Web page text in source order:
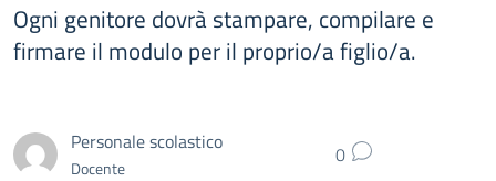
Ogni genitore dovrà stampare, compilare e
firmare il modulo per il proprio/a figlio/a.
Personale scolastico
Docente 0